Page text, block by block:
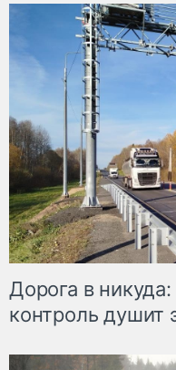
Дорога в
контроль душит